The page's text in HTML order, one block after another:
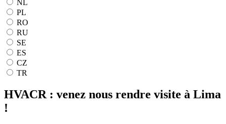
NL
PL
RO
RU
SE
ES
CZ
TR
HVACR : venez nous rendre visite à Lima
!